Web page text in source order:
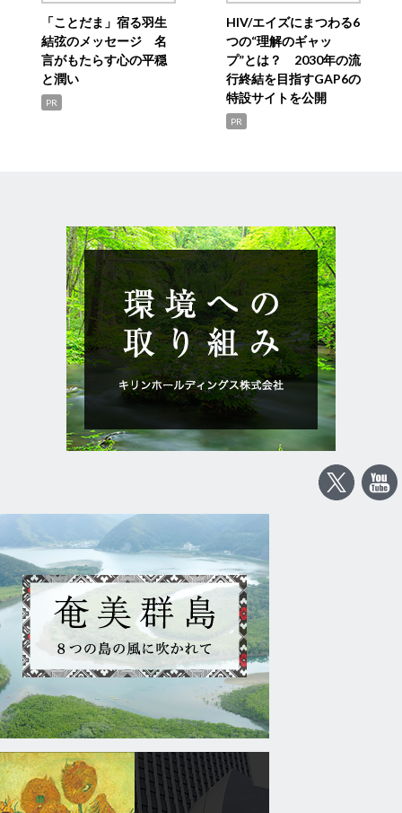
「ことだま」宿る羽生
結弦のメッセージ 名
言がもたらす心の平穏
と潤い
PR
HIV/エイズにまつわる6
つの“理解のギャッ
プ”とは？ 2030年の流
行終結を目指すGAP6の
特設サイトを公開
PR